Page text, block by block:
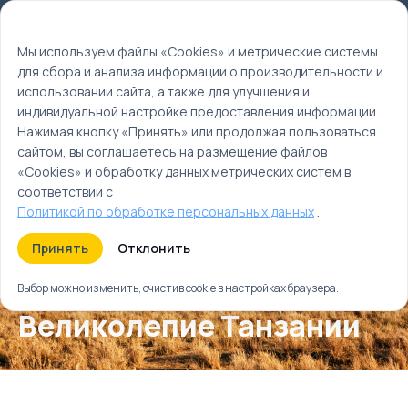
Главная
Туры
Великолепие Танзании
Великолепие Танзании
Мы используем файлы «Cookies» и метрические системы
для сбора и анализа информации о производительности и
использовании сайта, а также для улучшения и
индивидуальной настройке предоставления информации.
Нажимая кнопку «Принять» или продолжая пользоваться
сайтом, вы соглашаетесь на размещение файлов
«Cookies» и обработку данных метрических систем в
соответствии с
Политикой по обработке персональных данных.
Принять Отклонить
Выбор можно изменить, очистив cookie в настройках браузера.